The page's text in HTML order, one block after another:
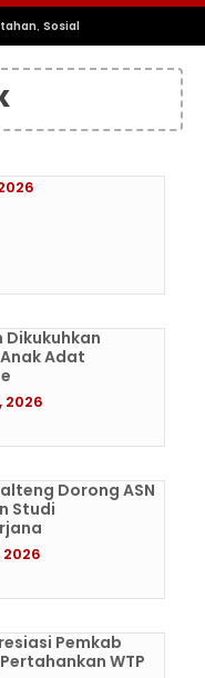
, Sosial
Dikukuhkan
Adat
2026
Dorong ASN
Studi
2026
Pemkab
WTP